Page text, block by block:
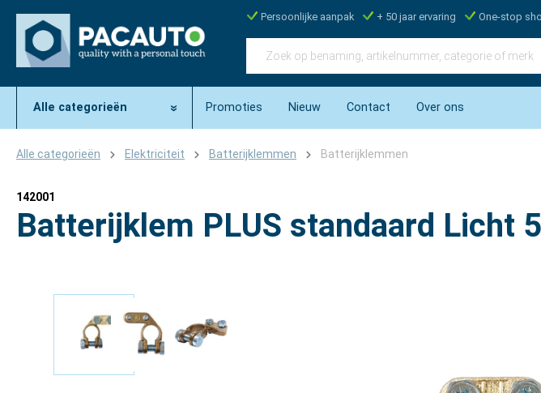
Persoonlijke aanpak + 50 jaar ervaring One-stop
Alle categorieën Promoties Nieuw Contact Over ons
Alle categorieën Elektriciteit Batterijklemmen Batterijklemmen
142001
Batterijklem PLUS standaard Licht
Afbeeldingengalerij overslaan